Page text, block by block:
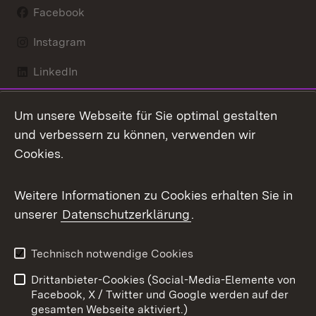
Facebook
Instagram
LinkedIn
X / Twitter
Youtube
Kontakt
Datenschutz
Barrierefreiheit
Impressum
Cookies
Um unsere Webseite für Sie optimal gestalten
und verbessern zu können, verwenden wir
Cookies.
Weitere Informationen zu Cookies erhalten Sie in
unserer Datenschutzerklärung.
Technisch notwendige Cookies
Drittanbieter-Cookies (Social-Media-Elemente von
Facebook, X / Twitter und Google werden auf der
gesamten Webseite aktiviert.)